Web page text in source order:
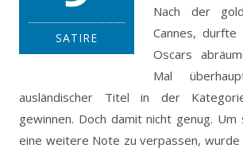
SATIRE
Nach der
Cannes,
Oscars
Mal
ausländischer Titel in der
gewinnen. Doch damit nicht genug. Um
eine weitere Note zu verpassen,